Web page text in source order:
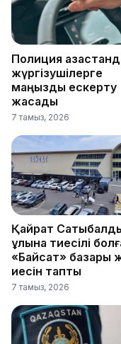
Полиция
жүргізушілерге
маңызды ескерту
жасады
7 тамыз, 2026
Қайрат
ұлына тиесілі
«Байсат» базары
иесін тапты
7 тамыз, 2026